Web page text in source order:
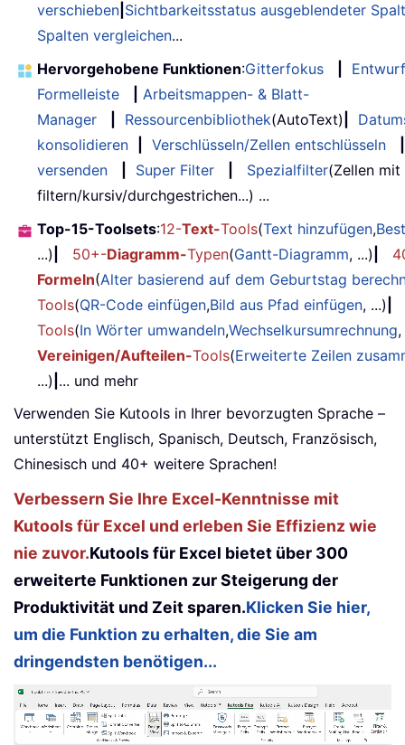
verschieben Sichtbarkeitsstatus ausgeblendeter
Spalten vergleichen...
Hervorgehobene Funktionen:Gitterfokus
Entwurf
Formelleiste
Arbeitsmappen- & Blatt-
Manager
Ressourcenbibliothek(AutoText)
konsolidieren
Verschlüsseln/Zellen entschlüsseln
versenden
Super Filter Spezialfilter(Zellen
filtern/kursiv/durchgestrichen...) ...
Top-15-Toolsets:12-Text-Tools(Text hinzufügen,
...)
50+-Diagramm-Typen(Gantt-Diagramm, ...)
Formeln(Alter basierend auf dem Geburtstag
Tools(QR-Code einfügen,Bild aus Pfad einfügen, ...)
Tools(In Wörter umwandeln,Wechselkursumrechnung
Vereinigen/Aufteilen-Tools(Erweiterte Zeilen
...) ... und mehr
Verwenden Sie Kutools in Ihrer bevorzugten Sprache –
unterstützt Englisch, Spanisch, Deutsch, Französisch,
Chinesisch und 40+ weitere Sprachen!
Verbessern Sie Ihre Excel-Kenntnisse mit
Kutools für Excel und erleben Sie Effizienz wie
nie zuvor.Kutools für Excel bietet über 300
erweiterte Funktionen zur Steigerung der
Produktivität und Zeit sparen.Klicken Sie hier,
um die Funktion zu erhalten, die Sie am
dringendsten benötigen...